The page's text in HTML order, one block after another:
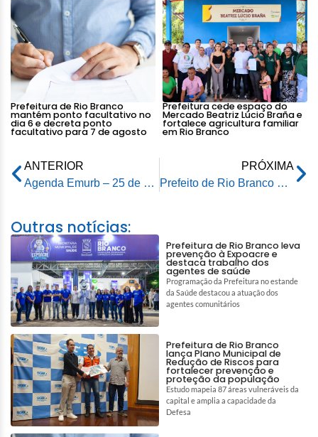
Prefeitura de Rio Branco
mantém ponto facultativo no
dia 6 e decreta ponto
facultativo para 7 de agosto
Prefeitura cede espaço do
Mercado Beatriz Lúcio Braña e
fortalece agricultura familiar
em Rio Branco
ANTERIOR
Agenda Emurb – 25 de maio de 2026
PRÓXIMA
Prefeito de Rio Branco acompanha ações do Programa Prefeitura nas Ruas no Ramal das Cooperativas
Outras notícias:
Prefeitura de Rio Branco leva
prevenção à Expoacre e
destaca trabalho dos
agentes de saúde
Programação da Prefeitura no estande
da Saúde destacou a atuação dos
agentes comunitários
Prefeitura de Rio Branco
lança Plano Municipal de
Redução de Riscos para
fortalecer prevenção e
proteção da população
Estudo mapeia 87 áreas vulneráveis da
capital e amplia a capacidade da
Defesa